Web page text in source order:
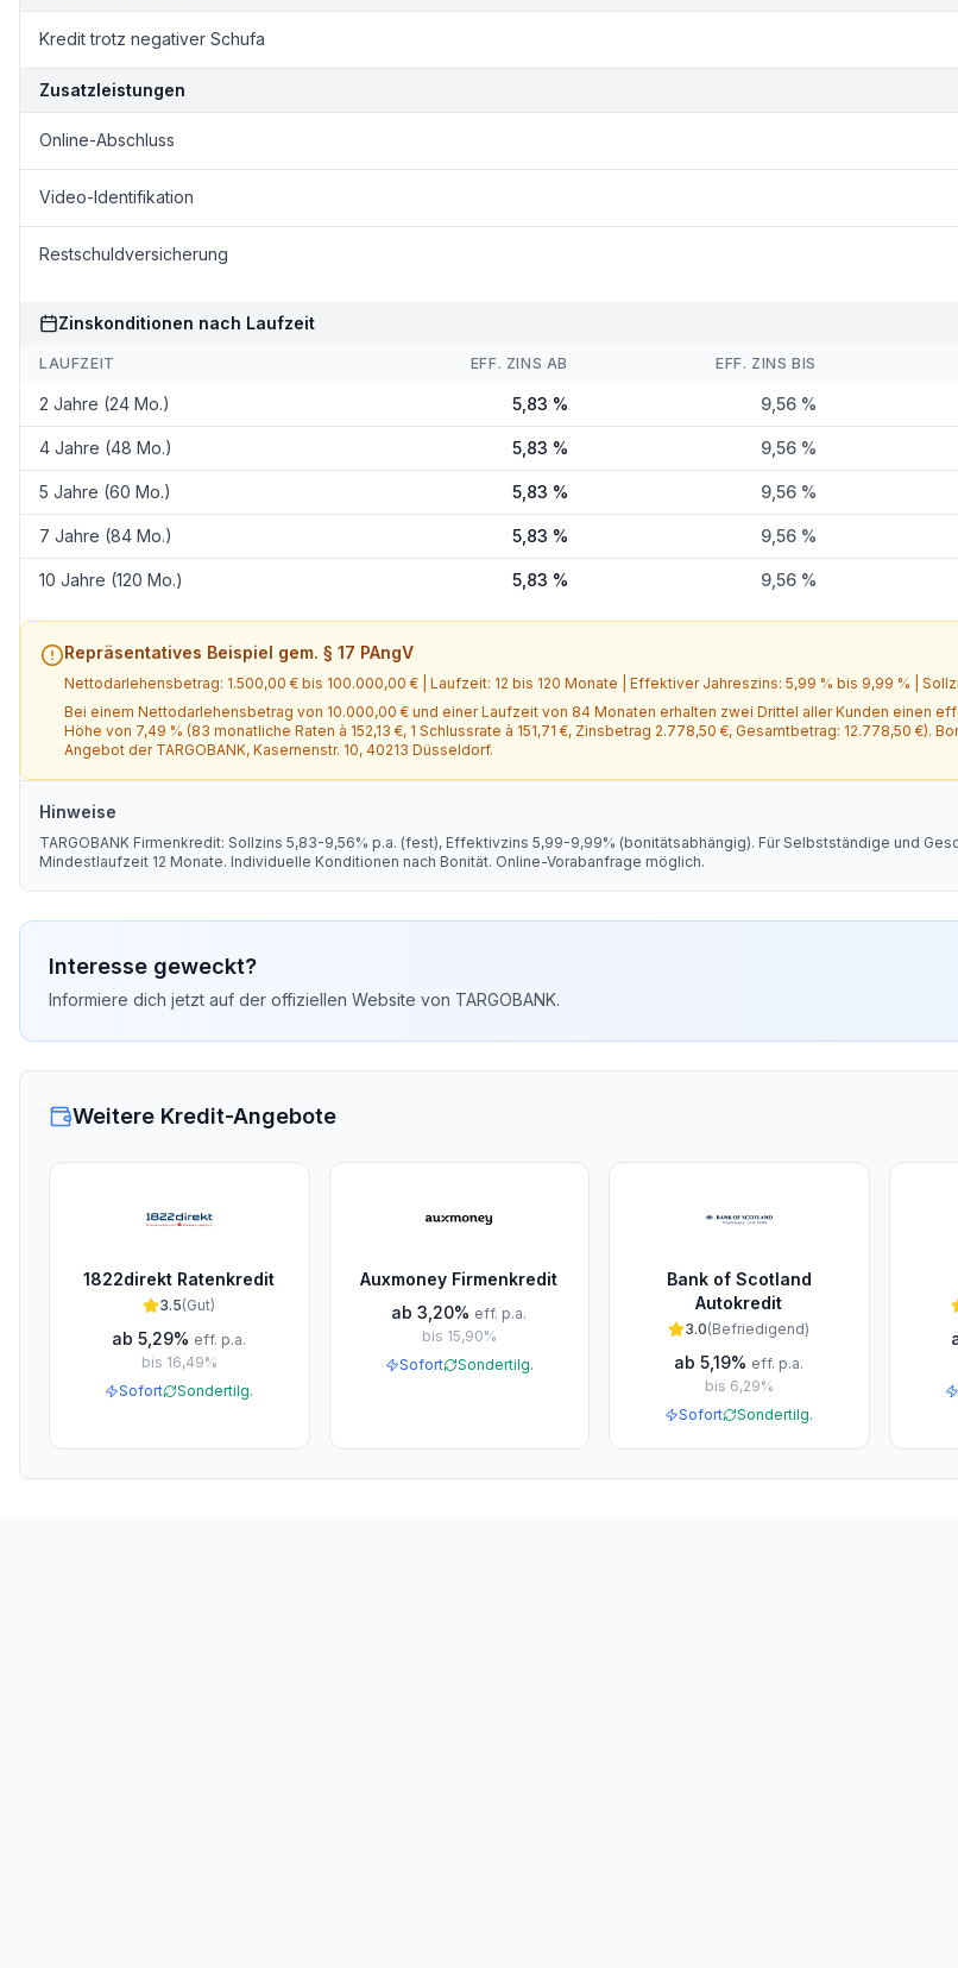
Kredit trotz negativer Schufa
Zusatzleistungen
Online-Abschluss
Video-Identifikation
Restschuldversicherung
Zinskonditionen nach Laufzeit
LAUFZEIT EFF. ZINS AB EFF. ZINS BIS
2 Jahre (24 Mo.) 5,83 % 9,56 %
4 Jahre (48 Mo.) 5,83 % 9,56 %
5 Jahre (60 Mo.) 5,83 % 9,56 %
7 Jahre (84 Mo.) 5,83 % 9,56 %
10 Jahre (120 Mo.) 5,83 % 9,56 %
Repräsentatives Beispiel gem. § 17 PAngV
Nettodarlehensbetrag: 1.500,00 € bis 100.000,00 € | Laufzeit: 12 bis 120 Monate | Effektiver Jahreszins: 5,99 % bis 9,99 % |
Bei einem Nettodarlehensbetrag von 10.000,00 € und einer Laufzeit von 84 Monaten erhalten zwei Drittel aller Kunden einen
Höhe von 7,49 % (83 monatliche Raten à 152,13 €, 1 Schlussrate à 151,71 €, Zinsbetrag 2.778,50 €, Gesamtbetrag: 12.778,50 €).
Angebot der TARGOBANK, Kasernenstr. 10, 40213 Düsseldorf.
Hinweise
TARGOBANK Firmenkredit: Sollzins 5,83-9,56% p.a. (fest), Effektivzins 5,99-9,99% (bonitätsabhängig). Für Selbstständige und
Mindestlaufzeit 12 Monate. Individuelle Konditionen nach Bonität. Online-Vorabanfrage möglich.
Interesse geweckt?
Informiere dich jetzt auf der offiziellen Website von TARGOBANK.
Weitere Kredit-Angebote
1822direkt Ratenkredit
3.5(Gut)
ab5,29% eff. p.a.
bis 16,49%
Sofort
Sondertilg.
Auxmoney Firmenkredit
ab3,20% eff. p.a.
bis 15,90%
Sofort
Sondertilg.
Bank of Scotland
Autokredit
3.0(Befriedigend)
ab5,19% eff. p.a.
bis 6,29%
Sofort
Sondertilg.